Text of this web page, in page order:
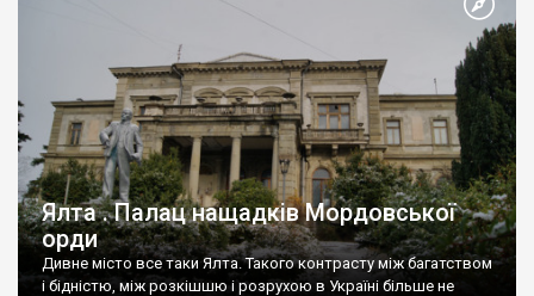
Ялта . Палац нащадків Мордовської
орди
Дивне місто все таки Ялта. Такого контрасту між багатством
і бідністю, між розкішшю і розрухою в Україні більше не